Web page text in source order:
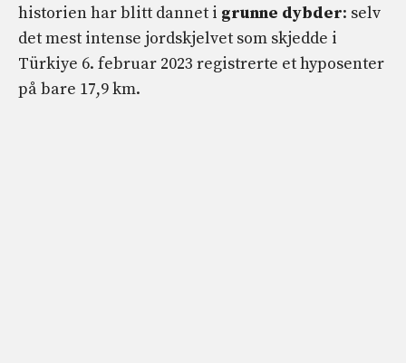
historien har blitt dannet i grunne dybder: selv
det mest intense jordskjelvet som skjedde i
Türkiye 6. februar 2023 registrerte et hyposenter
på bare 17,9 km.